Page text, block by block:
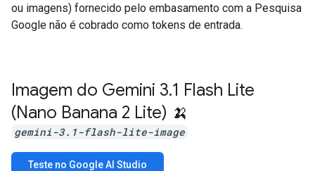
ou imagens) fornecido pelo embasamento com a Pesquisa
Google não é cobrado como tokens de entrada.
Imagem do Gemini 3.1 Flash Lite
(Nano Banana 2 Lite) 🍌
gemini-3.1-flash-lite-image
Teste no Google AI Studio